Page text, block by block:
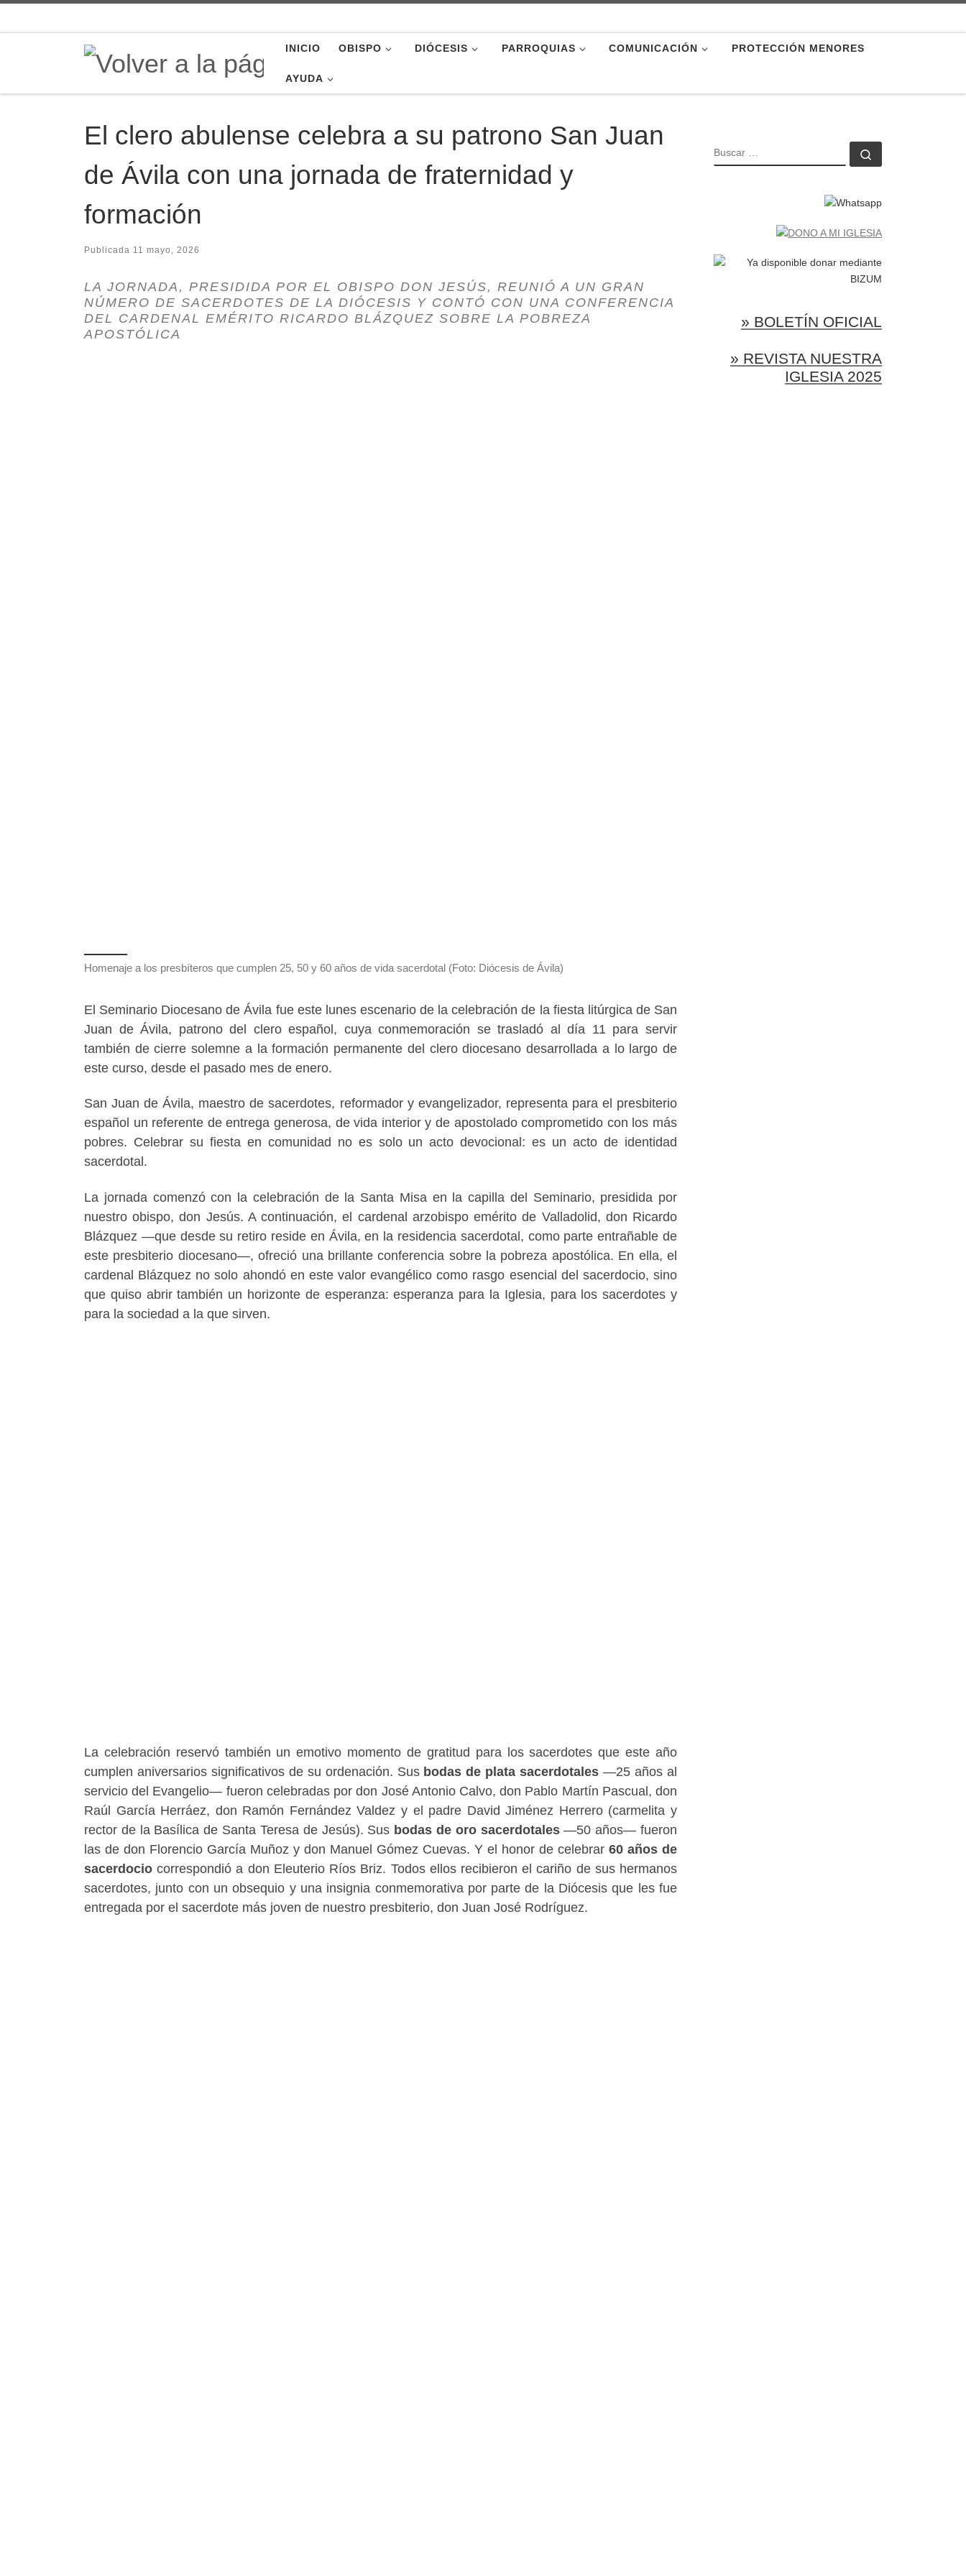
INICIO OBISPO DIÓCESIS PARROQUIAS COMUNICACIÓN PROTECCIÓN MENORES
AYUDA
El clero abulense celebra a su patrono San Juan
de Ávila con una jornada de fraternidad y
formación
Publicada 11 mayo, 2026
LA JORNADA, PRESIDIDA POR EL OBISPO DON JESÚS, REUNIÓ A UN GRAN
NÚMERO DE SACERDOTES DE LA DIÓCESIS Y CONTÓ CON UNA CONFERENCIA
DEL CARDENAL EMÉRITO RICARDO BLÁZQUEZ SOBRE LA POBREZA
APOSTÓLICA
Homenaje a los presbíteros que cumplen 25, 50 y 60 años de vida sacerdotal (Foto: Diócesis de Ávila)
El Seminario Diocesano de Ávila fue este lunes escenario de la celebración de la fiesta litúrgica de San
Juan de Ávila, patrono del clero español, cuya conmemoración se trasladó al día 11 para servir
también de cierre solemne a la formación permanente del clero diocesano desarrollada a lo largo de
este curso, desde el pasado mes de enero.
San Juan de Ávila, maestro de sacerdotes, reformador y evangelizador, representa para el presbiterio
español un referente de entrega generosa, de vida interior y de apostolado comprometido con los más
pobres. Celebrar su fiesta en comunidad no es solo un acto devocional: es un acto de identidad
sacerdotal.
La jornada comenzó con la celebración de la Santa Misa en la capilla del Seminario, presidida por
nuestro obispo, don Jesús. A continuación, el cardenal arzobispo emérito de Valladolid, don Ricardo
Blázquez —que desde su retiro reside en Ávila, en la residencia sacerdotal, como parte entrañable de
este presbiterio diocesano—, ofreció una brillante conferencia sobre la pobreza apostólica. En ella, el
cardenal Blázquez no solo ahondó en este valor evangélico como rasgo esencial del sacerdocio, sino
que quiso abrir también un horizonte de esperanza: esperanza para la Iglesia, para los sacerdotes y
para la sociedad a la que sirven.
La celebración reservó también un emotivo momento de gratitud para los sacerdotes que este año
cumplen aniversarios significativos de su ordenación. Sus bodas de plata sacerdotales —25 años al
servicio del Evangelio— fueron celebradas por don José Antonio Calvo, don Pablo Martín Pascual, don
Raúl García Herráez, don Ramón Fernández Valdez y el padre David Jiménez Herrero (carmelita y
rector de la Basílica de Santa Teresa de Jesús). Sus bodas de oro sacerdotales—50 años— fueron
las de don Florencio García Muñoz y don Manuel Gómez Cuevas. Y el honor de celebrar 60 años de
sacerdocio correspondió a don Eleuterio Ríos Briz. Todos ellos recibieron el cariño de sus hermanos
sacerdotes, junto con un obsequio y una insignia conmemorativa por parte de la Diócesis que les fue
entregada por el sacerdote más joven de nuestro presbiterio, don Juan José Rodríguez.
BUSCAR
» BOLETÍN OFICIAL
» REVISTA NUESTRA
IGLESIA 2025